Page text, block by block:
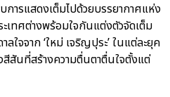
ารแสดงเต็มไปด้วยบรรยากาศแห่ง
ทศต่างพร้อมใจกันแต่งตัวจัดเต็ม
ใจจาก ‘ใหม่ เจริญปุระ’ ในแต่ละยุค
สันที่สร้างความตื่นตาตื่นใจตั้งแต่